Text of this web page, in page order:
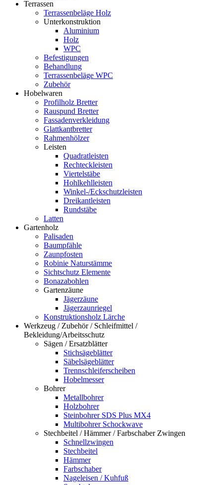
Terrassen
Terrassenbeläge Holz
Unterkonstruktion
Aluminium
Holz
WPC
Befestigungen
Behandlung
Terrassenbeläge WPC
Zubehör
Hobelwaren
Profilholz Bretter
Rauspund Bretter
Fassadenverkleidung
Glattkantbretter
Rahmenhölzer
Leisten
Quadratleisten
Rechteckleisten
Viertelstäbe
Hohlkehlleisten
Winkel-/Eckschutzleisten
Dreikantleisten
Rundstäbe
Latten
Gartenholz
Palisaden
Baumpfähle
Zaunpfosten
Robinie Naturstämme
Sichtschutz Elemente
Bonazabohlen
Gartenzäune
Jägerzäune
Jägerzaunriegel
Konstruktionsholz Lärche
Werkzeug / Zubehör / Schleifmittel /
Bekleidung/Arbeitsschutz
Sägen / Ersatzblätter
Stichsägeblätter
Säbelsägeblätter
Trennschleiferscheiben
Hobelmesser
Bohrer
Metallbohrer
Holzbohrer
Steinbohrer SDS Plus MX4
Multibohrer Schockwave
Stechbeitel / Hämmer / Farbschaber Zwingen
Schnellzwingen
Stechbeitel
Hämmer
Farbschaber
Nageleisen / Kuhfuß